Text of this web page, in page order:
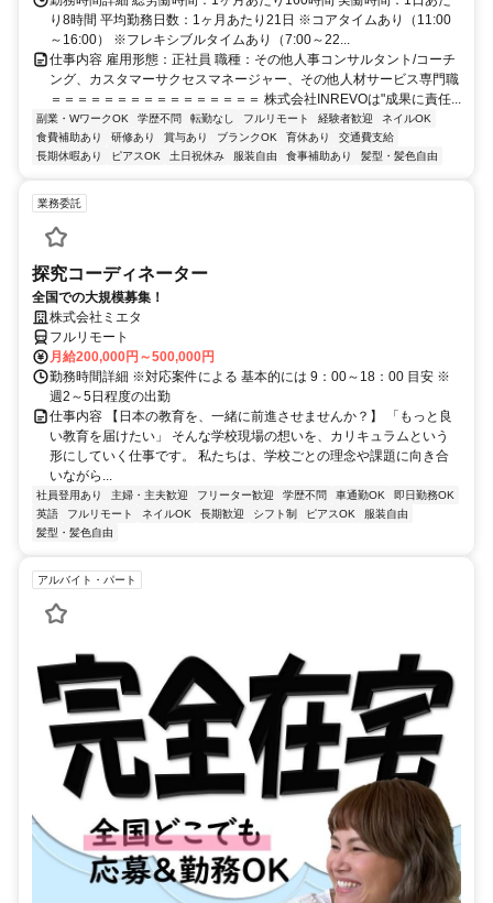
り8時間 平均勤務日数：1ヶ月あたり21日 ※コアタイムあり（11:00
～16:00） ※フレキシブルタイムあり（7:00～22...
仕事内容 雇用形態：正社員 職種：その他人事コンサルタント/コーチ
ング、カスタマーサクセスマネージャー、その他人材サービス専門職
＝＝＝＝＝＝＝＝＝＝＝＝＝＝＝＝ 株式会社INREVOは"成果に責任...
副業・WワークOK 学歴不問 転勤なし フルリモート 経験者歓迎
ネイルOK
食費補助あり
研修あり 賞与あり ブランクOK 育休あり
交通費支給
長期休暇あり
ピアスOK 土日祝休み 服装自由 食事補助あり 髪型・髪色自由
業務委託
探究コーディネーター
全国での大規模募集！
株式会社ミエタ
フルリモート
月給200,000円～500,000円
勤務時間詳細 ※対応案件による 基本的には 9：00～18：00 目安 ※
週2～5日程度の出勤
仕事内容 【日本の教育を、一緒に前進させませんか？】 「もっと良
い教育を届けたい」 そんな学校現場の想いを、カリキュラムという
形にしていく仕事です。 私たちは、学校ごとの理念や課題に向き合
いながら...
社員登用あり 主婦・主夫歓迎 フリーター歓迎 学歴不問 車通勤OK
即日勤務OK
英語
フルリモート ネイルOK 長期歓迎 シフト制 ピアスOK
服装自由
髪型・髪色自由
アルバイト・パート